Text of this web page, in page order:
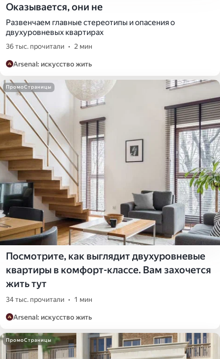
Оказывается, они не
Развенчаем главные стереотипы и опасения о
двухуровневых квартирах
36 тыс. прочитали • 2 мин
Arsenal: искусство жить
ПромоСтраницы
Посмотрите, как выглядит двухуровневые
квартиры в комфорт-классе. Вам захочется
жить тут
34 тыс. прочитали • 1 мин
Arsenal: искусство жить
ПромоСтраницы